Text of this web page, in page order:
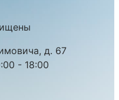
д. 67
- 18:00